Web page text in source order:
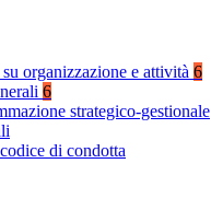
organizzazione e attività 6
6
strategico-gestionale
di condotta